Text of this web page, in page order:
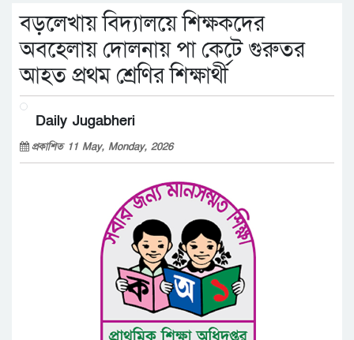
বড়লেখায় বিদ্যালয়ে শিক্ষকদের
অবহেলায় দোলনায় পা কেটে গুরুতর
আহত প্রথম শ্রেণির শিক্ষার্থী
Daily Jugabheri
প্রকাশিত 11 May, Monday, 2026